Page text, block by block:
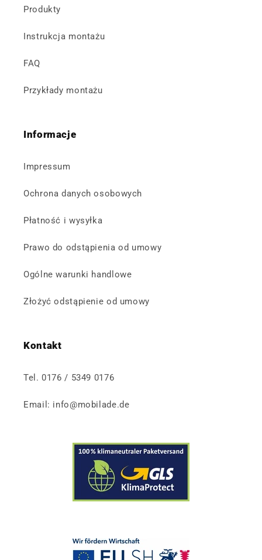
Produkty
Instrukcja montażu
FAQ
Przykłady montażu
Informacje
Impressum
Ochrona danych osobowych
Płatność i wysyłka
Prawo do odstąpienia od umowy
Ogólne warunki handlowe
Złożyć odstąpienie od umowy
Kontakt
Tel. 0176 / 5349 0176
Email: info@mobilade.de